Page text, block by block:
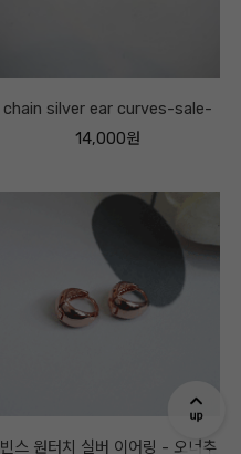
chain silver ear curves-sale-
14,000원
빈스 원터치 실버 이어링 - 오너추